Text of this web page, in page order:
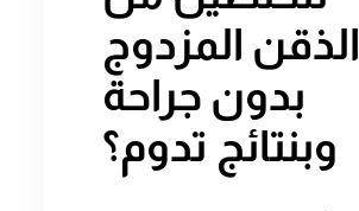
الذقن المزدوج
بدون جراحة
وبنتائج تدوم؟